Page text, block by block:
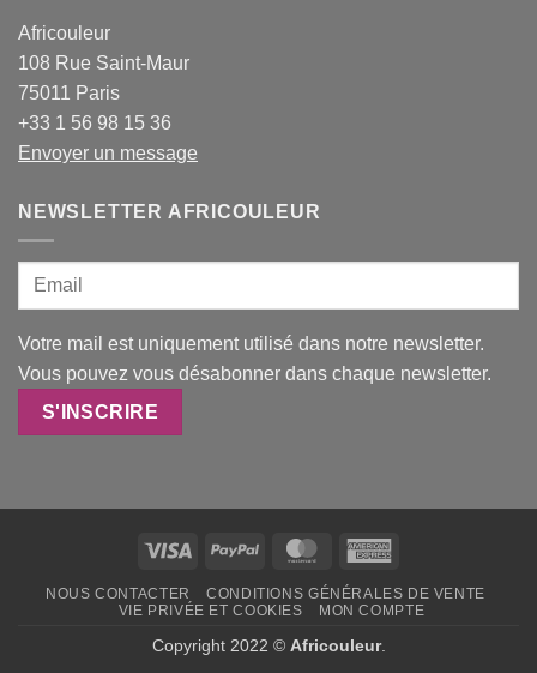
Africouleur
108 Rue Saint-Maur
75011 Paris
+33 1 56 98 15 36
Envoyer un message
NEWSLETTER AFRICOULEUR
Votre mail est uniquement utilisé dans notre newsletter.
Vous pouvez vous désabonner dans chaque newsletter.
Visa PayPal MasterCard
NOUS CONTACTER
CONDITIONS GÉNÉRALES DE VENTE
VIE PRIVÉE ET COOKIES
MON COMPTE
Copyright 2022 © Africouleur.